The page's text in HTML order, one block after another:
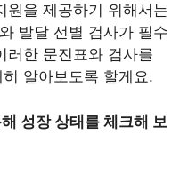
원을 제공하기 위해서는
발달 선별 검사가 필수
러한 문진표와 검사를
알아보도록 할게요.
성장 상태를 체크해 보